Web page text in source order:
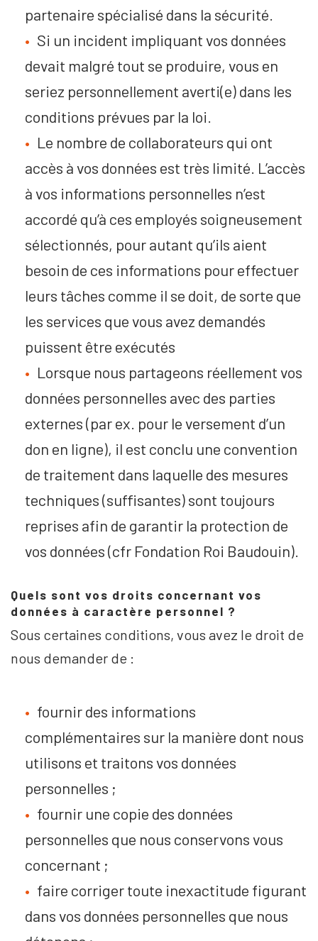
partenaire spécialisé dans la sécurité.
Si un incident impliquant vos données
devait malgré tout se produire, vous en
seriez personnellement averti(e) dans les
conditions prévues par la loi.
Le nombre de collaborateurs qui ont
accès à vos données est très limité. L’accès
à vos informations personnelles n’est
accordé qu’à ces employés soigneusement
sélectionnés, pour autant qu’ils aient
besoin de ces informations pour effectuer
leurs tâches comme il se doit, de sorte que
les services que vous avez demandés
puissent être exécutés
Lorsque nous partageons réellement vos
données personnelles avec des parties
externes (par ex. pour le versement d’un
don en ligne), il est conclu une convention
de traitement dans laquelle des mesures
techniques (suffisantes) sont toujours
reprises afin de garantir la protection de
vos données (cfr Fondation Roi Baudouin).
Quels sont vos droits concernant vos
données à caractère personnel ?
Sous certaines conditions, vous avez le droit de
nous demander de :
fournir des informations
complémentaires sur la manière dont nous
utilisons et traitons vos données
personnelles ;
fournir une copie des données
personnelles que nous conservons vous
concernant ;
faire corriger toute inexactitude figurant
dans vos données personnelles que nous